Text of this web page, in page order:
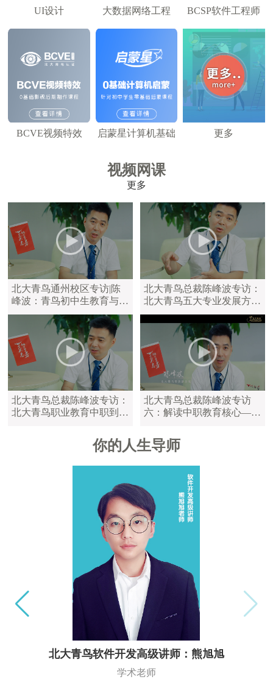
UI设计 大数据网络工程 BCSP软件工程师
BCVE视频特效 启蒙星计算机基础 更多
视频网课
更多
北大青鸟通州校区专访|陈
峰波：青鸟初中生教育与中
职教育区别
北大青鸟总裁陈峰波专访：
北大青鸟五大专业发展方
向，满足学员不同学习需求
北大青鸟总裁陈峰波专访：
北大青鸟职业教育中职到大
北大青鸟总裁陈峰波专访
六：解读中职教育核心——
你的人生导师
北大青鸟软件开发高级讲师：熊旭旭
学术老师